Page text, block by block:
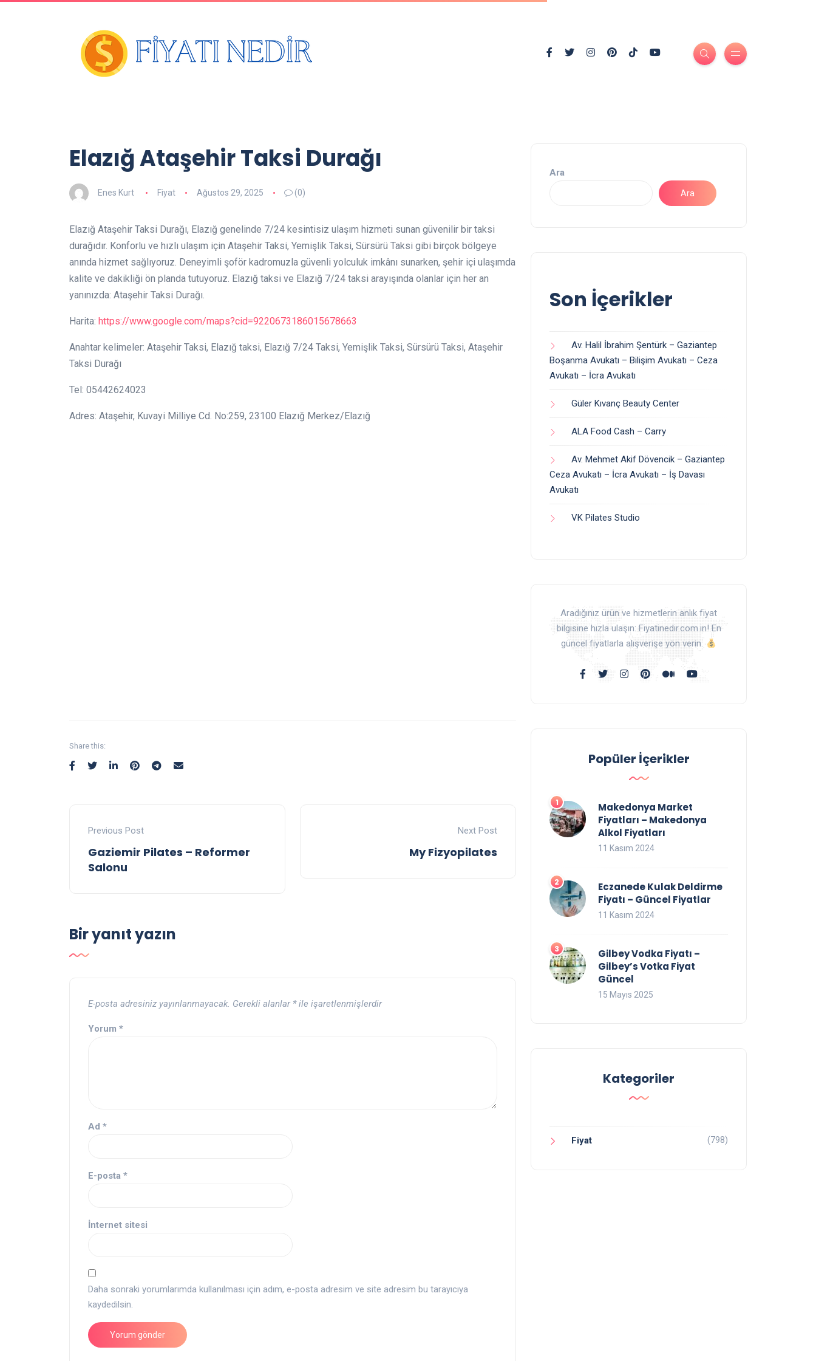
Elazığ Ataşehir Taksi Durağı
Enes Kurt Fiyat Ağustos 29, 2025 (0)
Elazığ Ataşehir Taksi Durağı, Elazığ genelinde 7/24 kesintisiz ulaşım hizmeti sunan güvenilir bir taksi
durağıdır. Konforlu ve hızlı ulaşım için Ataşehir Taksi, Yemişlik Taksi, Sürsürü Taksi gibi birçok bölgeye
anında hizmet sağlıyoruz. Deneyimli şoför kadromuzla güvenli yolculuk imkânı sunarken, şehir içi ulaşımda
kalite ve dakikliği ön planda tutuyoruz. Elazığ taksi ve Elazığ 7/24 taksi arayışında olanlar için her an
yanınızda: Ataşehir Taksi Durağı.
Harita: https://www.google.com/maps?cid=9220673186015678663
Anahtar kelimeler: Ataşehir Taksi, Elazığ taksi, Elazığ 7/24 Taksi, Yemişlik Taksi, Sürsürü Taksi, Ataşehir
Taksi Durağı
Tel: 05442624023
Adres: Ataşehir, Kuvayi Milliye Cd. No:259, 23100 Elazığ Merkez/Elazığ
Share this:
Previous Post
Gaziemir Pilates – Reformer
Salonu
Next Post
My Fizyopilates
Bir yanıt yazın
E-posta adresiniz yayınlanmayacak. Gerekli alanlar *ile işaretlenmişlerdir
Yorum *
Ad *
E-posta *
İnternet sitesi
Daha sonraki yorumlarımda kullanılması için adım, e-posta adresim ve site adresim bu tarayıcıya
kaydedilsin.
Ara
Ara
Son İçerikler
Av. Halil İbrahim Şentürk – Gaziantep
Boşanma Avukatı – Bilişim Avukatı – Ceza
Avukatı – İcra Avukatı
Güler Kıvanç Beauty Center
ALA Food Cash – Carry
Av. Mehmet Akif Dövencik – Gaziantep
Ceza Avukatı – İcra Avukatı – İş Davası
Avukatı
VK Pilates Studio
Aradığınız ürün ve hizmetlerin anlık fiyat
bilgisine hızla ulaşın: Fiyatinedir.com.in! En
güncel fiyatlarla alışverişe yön verin.
Popüler İçerikler
Makedonya Market
Fiyatları – Makedonya
Alkol Fiyatları
11 Kasım 2024
Eczanede Kulak Deldirme
Fiyatı – Güncel Fiyatlar
11 Kasım 2024
Gilbey Vodka Fiyatı –
Gilbey’s Votka Fiyat
Güncel
15 Mayıs 2025
Kategoriler
Fiyat (798)